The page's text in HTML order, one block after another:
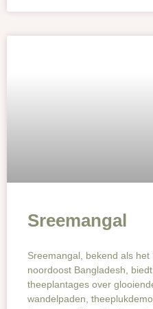
Sreemangal
Sreemangal, bekend als het
noordoost Bangladesh,
theeplantages over
wandelpaden,